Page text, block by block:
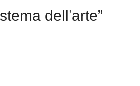
dell’arte”